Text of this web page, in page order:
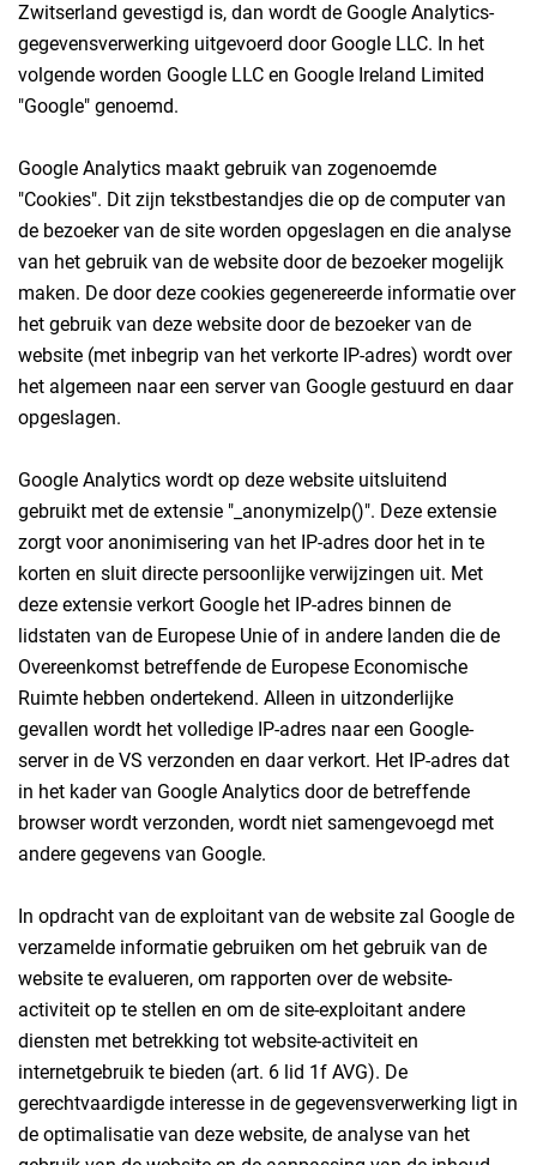
Zwitserland gevestigd is, dan wordt de Google Analytics-
gegevensverwerking uitgevoerd door Google LLC. In het
volgende worden Google LLC en Google Ireland Limited
"Google" genoemd.
Google Analytics maakt gebruik van zogenoemde
"Cookies". Dit zijn tekstbestandjes die op de computer van
de bezoeker van de site worden opgeslagen en die analyse
van het gebruik van de website door de bezoeker mogelijk
maken. De door deze cookies gegenereerde informatie over
het gebruik van deze website door de bezoeker van de
website (met inbegrip van het verkorte IP-adres) wordt over
het algemeen naar een server van Google gestuurd en daar
opgeslagen.
Google Analytics wordt op deze website uitsluitend
gebruikt met de extensie "_anonymizeIp()". Deze extensie
zorgt voor anonimisering van het IP-adres door het in te
korten en sluit directe persoonlijke verwijzingen uit. Met
deze extensie verkort Google het IP-adres binnen de
lidstaten van de Europese Unie of in andere landen die de
Overeenkomst betreffende de Europese Economische
Ruimte hebben ondertekend. Alleen in uitzonderlijke
gevallen wordt het volledige IP-adres naar een Google-
server in de VS verzonden en daar verkort. Het IP-adres dat
in het kader van Google Analytics door de betreffende
browser wordt verzonden, wordt niet samengevoegd met
andere gegevens van Google.
In opdracht van de exploitant van de website zal Google de
verzamelde informatie gebruiken om het gebruik van de
website te evalueren, om rapporten over de website-
activiteit op te stellen en om de site-exploitant andere
diensten met betrekking tot website-activiteit en
internetgebruik te bieden (art. 6 lid 1f AVG). De
gerechtvaardigde interesse in de gegevensverwerking ligt in
de optimalisatie van deze website, de analyse van het